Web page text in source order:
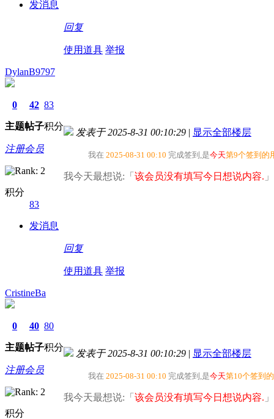
发消息
回复
使用道具 举报
DylanB9797
0
主题
42
帖子
83
积分
注册会员
积分
83
发消息
发表于 2025-8-31 00:10:29 | 显示全部楼层
我在 2025-08-31 00:10 完成签到,是今天第9个签到的
我今天最想说:「 该会员没有填写今日想说内容.
回复
使用道具 举报
CristineBa
0
主题
40
帖子
80
积分
注册会员
积分
发表于 2025-8-31 00:10:29 | 显示全部楼层
我在 2025-08-31 00:10 完成签到,是今天第10个签到
我今天最想说:「 该会员没有填写今日想说内容.